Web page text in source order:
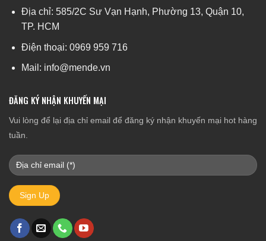
Địa chỉ: 585/2C Sư Vạn Hạnh, Phường 13, Quận 10,
TP. HCM
Điện thoại: 0969 959 716
Mail: info@mende.vn
ĐĂNG KÝ NHẬN KHUYẾN MẠI
Vui lòng để lại địa chỉ email để đăng ký nhận khuyến mại hot hàng
tuần.